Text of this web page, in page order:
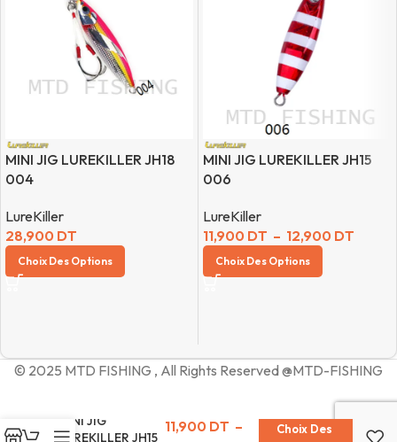
MINI JIG LUREKILLER JH18
004
LureKiller
28,900 DT
Choix Des Options
MINI JIG LUREKILLER JH15
006
LureKiller
11,900 DT – 12,900 DT
Choix Des Options
© 2025 MTD FISHING , All Rights Reserved @MTD-FISHING
MINI JIG
LUREKILLER JH15
11,900 DT –
Choix Des